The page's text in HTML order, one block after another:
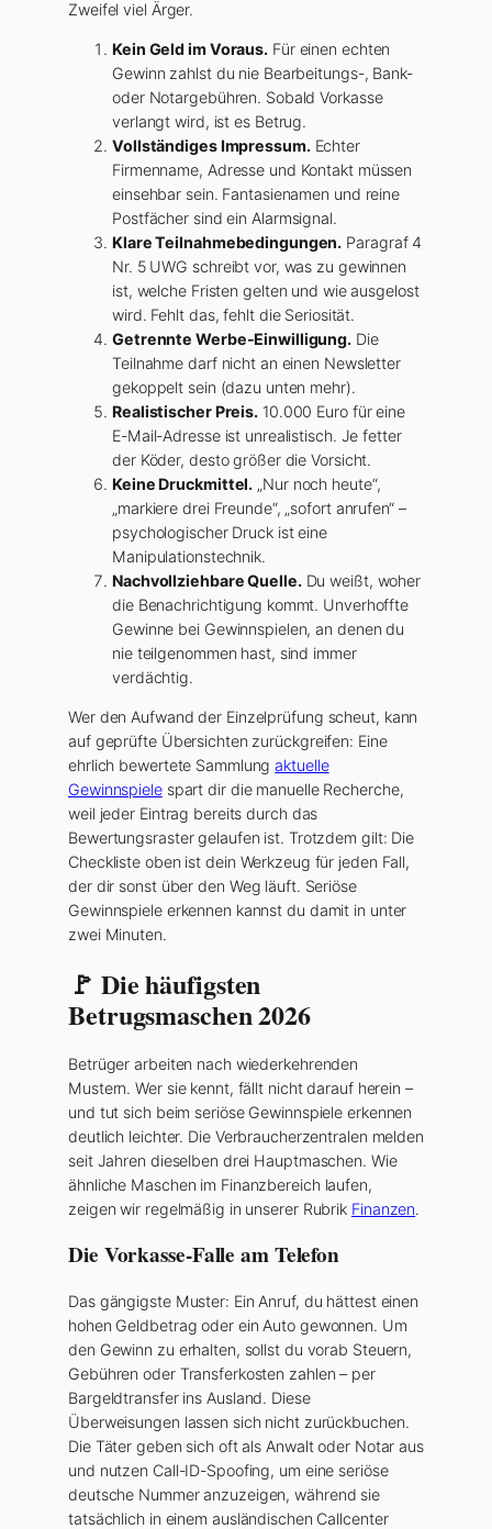
Zweifel viel Ärger.
Kein Geld im Voraus. Für einen echten
Gewinn zahlst du nie Bearbeitungs-, Bank-
oder Notargebühren. Sobald Vorkasse
verlangt wird, ist es Betrug.
Vollständiges Impressum.Echter
Firmenname, Adresse und Kontakt müssen
einsehbar sein. Fantasienamen und reine
Postfächer sind ein Alarmsignal.
Klare Teilnahmebedingungen. Paragraf 4
Nr. 5 UWG schreibt vor, was zu gewinnen
ist, welche Fristen gelten und wie ausgelost
wird. Fehlt das, fehlt die Seriosität.
Getrennte Werbe-Einwilligung. Die
Teilnahme darf nicht an einen Newsletter
gekoppelt sein (dazu unten mehr).
Realistischer Preis. 10.000 Euro für eine
E-Mail-Adresse ist unrealistisch. Je fetter
der Köder, desto größer die Vorsicht.
Keine Druckmittel. „Nur noch heute“,
„markiere drei Freunde“, „sofort anrufen“ –
psychologischer Druck ist eine
Manipulationstechnik.
Nachvollziehbare Quelle.Du weißt, woher
die Benachrichtigung kommt. Unverhoffte
Gewinne bei Gewinnspielen, an denen du
nie teilgenommen hast, sind immer
verdächtig.
Wer den Aufwand der Einzelprüfung scheut, kann
auf geprüfte Übersichten zurückgreifen: Eine
ehrlich bewertete Sammlungaktuelle
Gewinnspielespart dir die manuelle Recherche,
weil jeder Eintrag bereits durch das
Bewertungsraster gelaufen ist. Trotzdem gilt: Die
Checkliste oben ist dein Werkzeug für jeden Fall,
der dir sonst über den Weg läuft. Seriöse
Gewinnspiele erkennen kannst du damit in unter
zwei Minuten.
🚩 Die häufigsten
Betrugsmaschen 2026
Betrüger arbeiten nach wiederkehrenden
Mustern. Wer sie kennt, fällt nicht darauf herein –
und tut sich beim seriöse Gewinnspiele erkennen
deutlich leichter. Die Verbraucherzentralen melden
seit Jahren dieselben drei Hauptmaschen. Wie
ähnliche Maschen im Finanzbereich laufen,
zeigen wir regelmäßig in unserer Rubrik Finanzen.
Die Vorkasse-Falle am Telefon
Das gängigste Muster: Ein Anruf, du hättest einen
hohen Geldbetrag oder ein Auto gewonnen. Um
den Gewinn zu erhalten, sollst du vorab Steuern,
Gebühren oder Transferkosten zahlen – per
Bargeldtransfer ins Ausland. Diese
Überweisungen lassen sich nicht zurückbuchen.
Die Täter geben sich oft als Anwalt oder Notar aus
und nutzen Call-ID-Spoofing, um eine seriöse
deutsche Nummer anzuzeigen, während sie
tatsächlich in einem ausländischen Callcenter